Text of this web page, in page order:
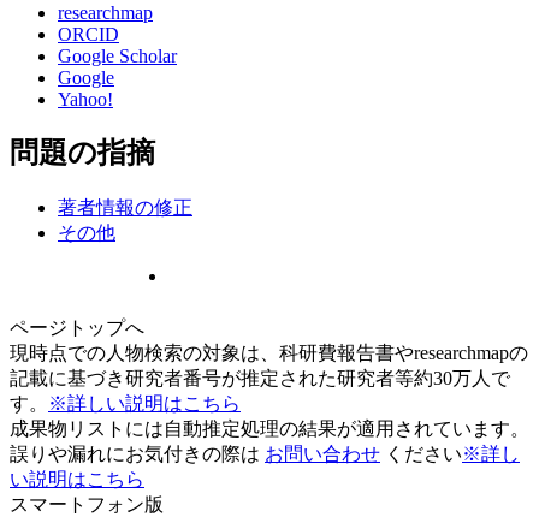
researchmap
ORCID
Google Scholar
Google
Yahoo!
問題の指摘
著者情報の修正
その他
ページトップへ
現時点での人物検索の対象は、科研費報告書やresearchmapの
記載に基づき研究者番号が推定された研究者等約30万人で
す。
※詳しい説明はこちら
成果物リストには自動推定処理の結果が適用されています。
誤りや漏れにお気付きの際は お問い合わせ ください※詳し
い説明はこちら
スマートフォン版